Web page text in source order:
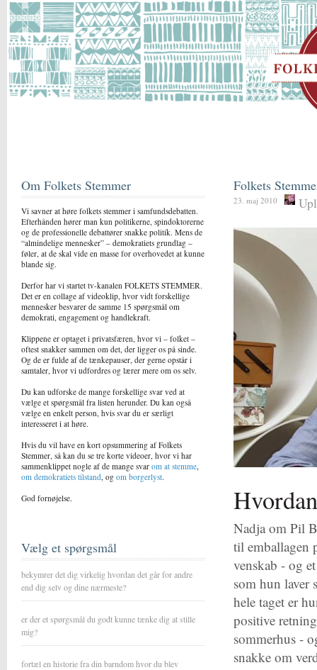
Om Folkets Stemmer
Vi savner at høre folkets stemmer i samfundsdebatten.
Efterhånden hører man kun politikerne, spindoktorerne
og de professionelle debattører snakke politik. Mens de
“almindelige mennesker” – demokratiets grundlag –
føler, at de skal vide en masse for overhovedet at kunne
blande sig.
Derfor har vi startet tv-kanalen FOLKETS STEMMER.
Det er en collage af videoklip, hvor vidt forskellige
mennesker besvarer de samme 15 spørgsmål om
demokrati, engagement og handlekraft.
Klippene er optaget i privatsfæren, hvor vi – folket –
oftest snakker sammen om det, der ligger os på sinde.
Og de er fulde af de tænkepauser, der gerne opstår i
samtaler, hvor vi udfordres og lærer mere om os selv.
Du kan udforske de mange forskellige svar ved at
vælge et spørgsmål fra listen herunder. Du kan også
vælge en enkelt person, hvis svar du er særligt
interesseret i at høre.
Hvis du vil have en kort opsummering af Folkets
Stemmer, så kan du se tre korte videoer, hvor vi har
sammenklippet nogle af de mange svar om at stemme,
om demokratiets tilstand, og om borgerlyst.
God fornøjelse.
Vælg et spørgsmål
bekymrer det dig virkelig hvordan det går for andre
end dig selv og dine nærmeste?
er der et spørgsmål du godt kunne tænke dig at stille
mig?
fortæl en historie fra din barndom hvor du blev
Folkets
23. maj 2010
Nadja om Pil
til emballagen
venskab - og
som hun laver
hele taget er
positive
sommerhus -
snakke om